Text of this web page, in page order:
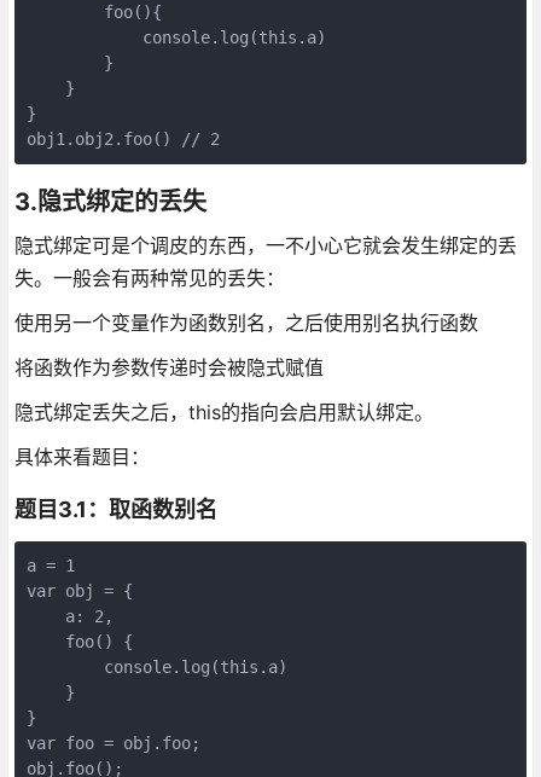
        foo(){
            console.log(this.a)
        }
    }
}
3.隐式绑定的丢失
隐式绑定可是个调皮的东西，一不小心它就会发生绑定的丢
失。一般会有两种常见的丢失：
使用另一个变量作为函数别名，之后使用别名执行函数
将函数作为参数传递时会被隐式赋值
隐式绑定丢失之后，this的指向会启用默认绑定。
具体来看题目：
题目3.1：取函数别名
a = 1
var obj = {
    a: 2,
    foo() {
        console.log(this.a)
    }
}
var foo = obj.foo;
obj.foo();